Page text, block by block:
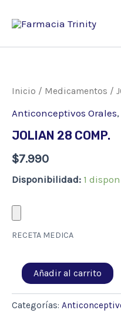
Inicio / Medicamentos /
Anticonceptivos Orales,
JOLIAN 28 COMP.
$7.990
Disponibilidad: 1
RECETA MEDICA
JOLIAN
COMP.
cantidad
Añadir al carrito
Categorías: